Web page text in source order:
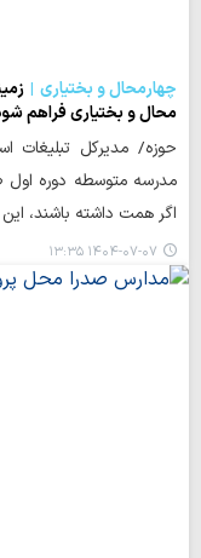
چهارمحال و بختیاری
محال و بختیاری فراهم
حوزه/ مدیرکل تبلیغات
مدرسه متوسطه دوره اول
اگر همت داشته باشند،
۱۴۰۴-۰۷-۰۷ ۱۳:۳۵